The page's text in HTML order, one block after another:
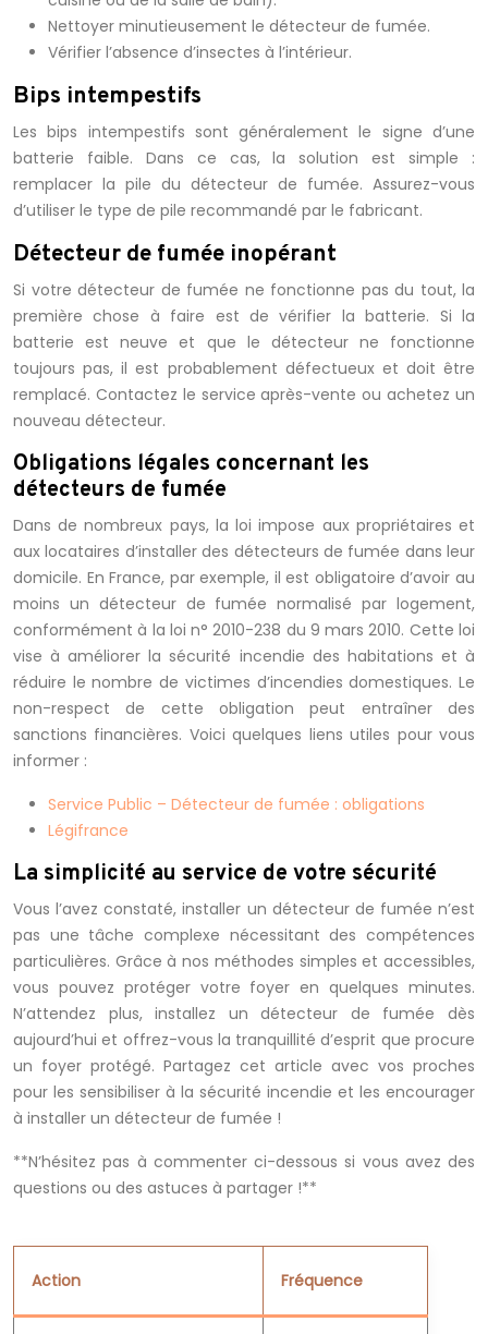
Nettoyer minutieusement le détecteur de fumée.
Vérifier l’absence d’insectes à l’intérieur.
Bips intempestifs
Les bips intempestifs sont généralement le signe d’une
batterie faible. Dans ce cas, la solution est simple :
remplacer la pile du détecteur de fumée. Assurez-vous
d’utiliser le type de pile recommandé par le fabricant.
Détecteur de fumée inopérant
Si votre détecteur de fumée ne fonctionne pas du tout, la
première chose à faire est de vérifier la batterie. Si la
batterie est neuve et que le détecteur ne fonctionne
toujours pas, il est probablement défectueux et doit être
remplacé. Contactez le service après-vente ou achetez un
nouveau détecteur.
Obligations légales concernant les
détecteurs de fumée
Dans de nombreux pays, la loi impose aux propriétaires et
aux locataires d’installer des détecteurs de fumée dans leur
domicile. En France, par exemple, il est obligatoire d’avoir au
moins un détecteur de fumée normalisé par logement,
conformément à la loi n° 2010-238 du 9 mars 2010. Cette loi
vise à améliorer la sécurité incendie des habitations et à
réduire le nombre de victimes d’incendies domestiques. Le
non-respect de cette obligation peut entraîner des
sanctions financières. Voici quelques liens utiles pour vous
informer :
Service Public – Détecteur de fumée : obligations
Légifrance
La simplicité au service de votre sécurité
Vous l’avez constaté, installer un détecteur de fumée n’est
pas une tâche complexe nécessitant des compétences
particulières. Grâce à nos méthodes simples et accessibles,
vous pouvez protéger votre foyer en quelques minutes.
N’attendez plus, installez un détecteur de fumée dès
aujourd’hui et offrez-vous la tranquillité d’esprit que procure
un foyer protégé. Partagez cet article avec vos proches
pour les sensibiliser à la sécurité incendie et les encourager
à installer un détecteur de fumée !
**N’hésitez pas à commenter ci-dessous si vous avez des
questions ou des astuces à partager !**
Action Fréquence